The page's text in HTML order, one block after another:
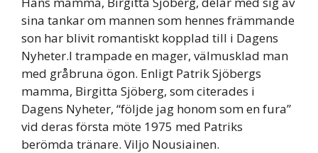
sina tankar om mannen som hennes främmande
son har blivit romantiskt kopplad till i Dagens
Nyheter.I trampade en mager, välmusklad man
med gråbruna ögon. Enligt Patrik Sjöbergs
mamma, Birgitta Sjöberg, som citerades i
Dagens Nyheter, “följde jag honom som en fura”
vid deras första möte 1975 med Patriks
berömda tränare. Viljo Nousiainen.